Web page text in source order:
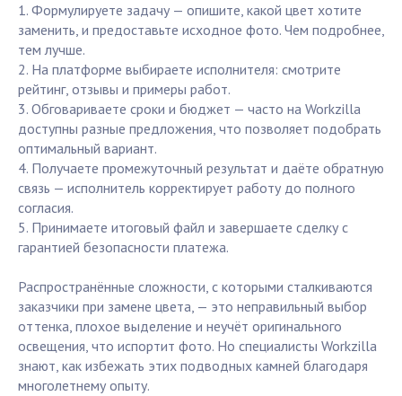
1. Формулируете задачу — опишите, какой цвет хотите
заменить, и предоставьте исходное фото. Чем подробнее,
тем лучше.
2. На платформе выбираете исполнителя: смотрите
рейтинг, отзывы и примеры работ.
3. Обговариваете сроки и бюджет — часто на Workzilla
доступны разные предложения, что позволяет подобрать
оптимальный вариант.
4. Получаете промежуточный результат и даёте обратную
связь — исполнитель корректирует работу до полного
согласия.
5. Принимаете итоговый файл и завершаете сделку с
гарантией безопасности платежа.
Распространённые сложности, с которыми сталкиваются
заказчики при замене цвета, — это неправильный выбор
оттенка, плохое выделение и неучёт оригинального
освещения, что испортит фото. Но специалисты Workzilla
знают, как избежать этих подводных камней благодаря
многолетнему опыту.